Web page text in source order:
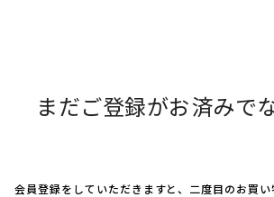
まだご登録がお済みで
会員登録をしていただきますと、二度目のお買